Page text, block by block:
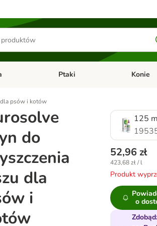
Małe zwierzętaOtwórz menu kategorii:
Ptaki Otwórz
Konie
psów i kotów
do
dla
i
125
52,96 zł
423,68 zł / l
Produkt
o